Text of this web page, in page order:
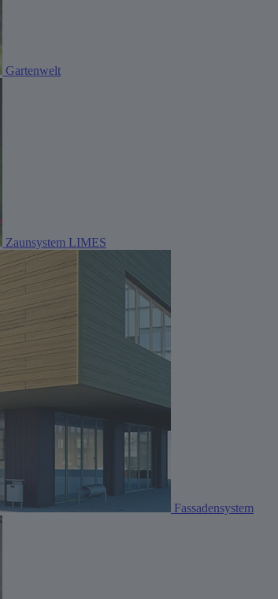
Gartenwelt
Zaunsystem LIMES
Fassadensystem